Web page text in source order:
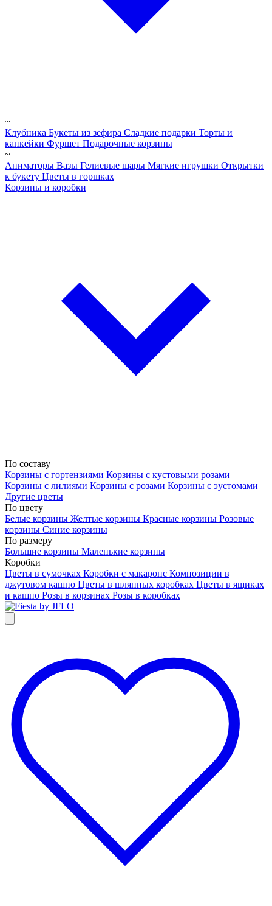
~
Клубника Букеты из зефира Сладкие подарки Торты и
капкейки Фуршет Подарочные корзины
~
Аниматоры Вазы Гелиевые шары Мягкие игрушки Открытки
к букету Цветы в горшках
Корзины и коробки
По составу
Корзины с гортензиями Корзины с кустовыми розами
Корзины с лилиями Корзины с розами Корзины с эустомами
Другие цветы
По цвету
Белые корзины Желтые корзины Красные корзины Розовые
корзины Синие корзины
По размеру
Большие корзины Маленькие корзины
Коробки
Цветы в сумочках Коробки с макаронс Композиции в
джутовом кашпо Цветы в шляпных коробках Цветы в ящиках
и кашпо Розы в корзинах Розы в коробках